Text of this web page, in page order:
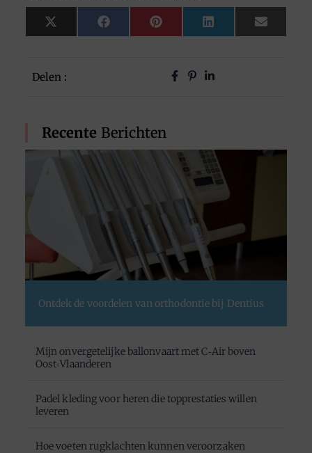
Delen :
Recente Berichten
Ontdek de voordelen van orthodontie bij Dentius
Mijn onvergetelijke ballonvaart met C‑Air boven
Oost‑Vlaanderen
Padel kleding voor heren die topprestaties willen
leveren
Hoe voeten rugklachten kunnen veroorzaken
X
(Twitter)
FacebookPinterestLinkedInEmail